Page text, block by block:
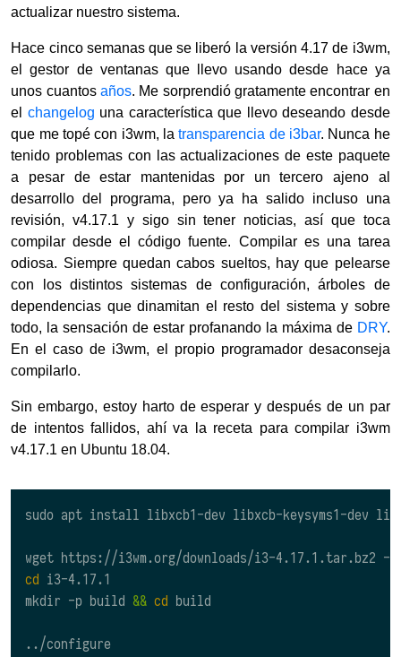
actualizar nuestro sistema.
Hace cinco semanas que se liberó la versión 4.17 de i3wm,
el gestor de ventanas que llevo usando desde hace ya
unos cuantos años. Me sorprendió gratamente encontrar en
el changelog una característica que llevo deseando desde
que me topé con i3wm, latransparencia de i3bar. Nunca he
tenido problemas con las actualizaciones de este paquete
a pesar de estar mantenidas por un tercero ajeno al
desarrollo del programa, pero ya ha salido incluso una
revisión, v4.17.1 y sigo sin tener noticias, así que toca
compilar desde el código fuente. Compilar es una tarea
odiosa. Siempre quedan cabos sueltos, hay que pelearse
con los distintos sistemas de configuración, árboles de
dependencias que dinamitan el resto del sistema y sobre
todo, la sensación de estar profanando la máxima de DRY.
En el caso de i3wm, el propio programador desaconseja
compilarlo.
Sin embargo, estoy harto de esperar y después de un par
de intentos fallidos, ahí va la receta para compilar i3wm
v4.17.1 en Ubuntu 18.04.
sudo apt install libxcb1-dev libxcb-keysyms1-dev
wget https://i3wm.org/downloads/i3-4.17.1.tar.bz2 -
cd i3-4.17.1
mkdir -p build && cd build
../configure